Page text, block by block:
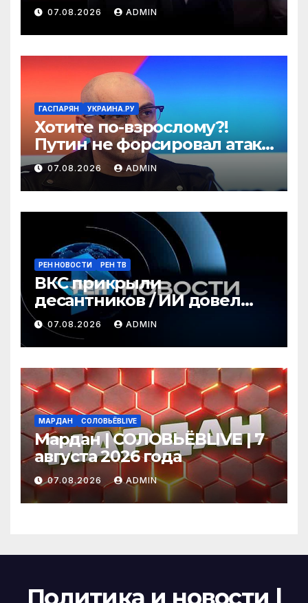
07.08.2026 ADMIN
ГАСПАРЯН УКРАИНА.РУ
Хотите по-взрослому?!
Путин не форсировал атаки
энергетики Украины, а
теперь ждите зимы –
Гаспарян
07.08.2026 ADMIN
РЕН НОВОСТИ РЕН ТВ
ВКС прикрыли
десантников / ИИ довел
киберсолдат до гибели /
Бобров лишают плотин /
ГЛАВНОЕ ЗА ДЕНЬ
07.08.2026 ADMIN
МАРДАН СОЛОВЬЁВLIVE
Мардан | СОЛОВЬЁВLIVE | 7
августа 2026 года
07.08.2026 ADMIN